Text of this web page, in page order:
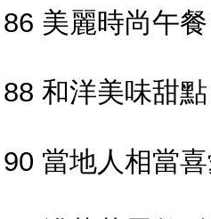
86 美麗時尚午餐
88 和洋美味甜點
90 當地人相當